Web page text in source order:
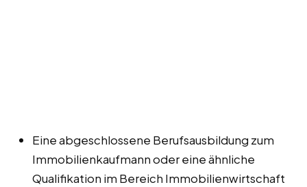
Eine abgeschlossene Berufsausbildung zum
Immobilienkaufmann oder eine ähnliche
Qualifikation im Bereich Immobilienwirtschaft